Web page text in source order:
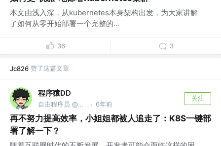
本文由浅入深，从kubernetes本身架构出发，为大家讲解
了如何从零开始部署一个完整的...
36 3
Jc826 赞了这篇文章
程序猿DD
自由程序员 @公众号：程序猿DD · 6年前
关注
再不努力提高效率，小姐姐都被人追走了：K8S一键部
署了解一下？